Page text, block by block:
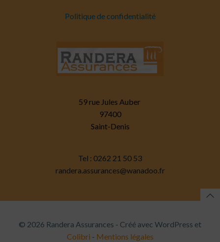
59 rue Jules Auber
97400
Saint-Denis
Tel : 0262 21 50 53
randera.assurances@wanadoo.fr
Politique de confidentialité
© 2026 Randera Assurances - Créé avec WordPress et
Colibri - Mentions légales